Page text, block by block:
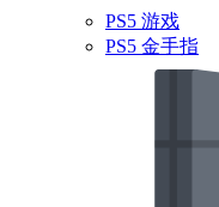
PS5 游戏
PS5 金手指